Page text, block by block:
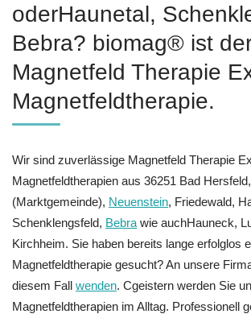
oderHaunetal,
Bebra? biomag® ist
Magnetfeld Therapie
Magnetfeldtherapie.
Wir sind zuverlässige Magnetfeld Therapie
Magnetfeldtherapien aus 36251 Bad
(Marktgemeinde), Neuenstein, Friedewald,
Schenklengsfeld, Bebra wie auchHauneck,
Kirchheim. Sie haben bereits lange erfolglos
Magnetfeldtherapie gesucht? An unsere
diesem Fall wenden. Cgeistern werden Sie
Magnetfeldtherapien im Alltag. Professionell